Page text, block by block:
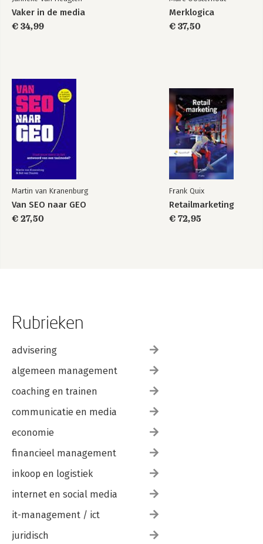
Vaker in de media
€ 34,99
Merklogica
€ 37,50
Martin van Kranenburg
Van SEO naar GEO
€ 27,50
Frank Quix
Retailmarketing
€ 72,95
Rubrieken
advisering
algemeen management
coaching en trainen
communicatie en media
economie
financieel management
inkoop en logistiek
internet en social media
it-management / ict
juridisch